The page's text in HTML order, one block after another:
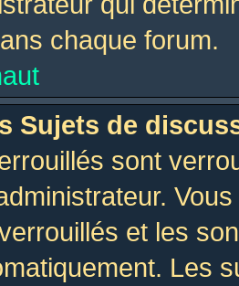
chaque forum.
Sujets de
sont
et les
Les